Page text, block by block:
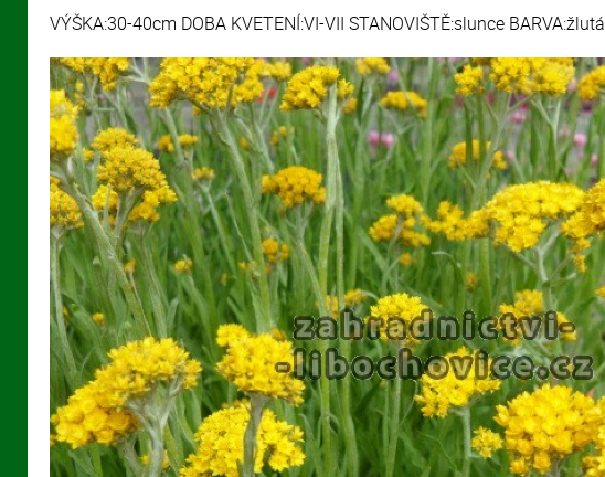
VÝŠKA:30-40cm DOBA KVETENÍ:VI-VII STANOVIŠTĚ:slunce BARVA:žlutá